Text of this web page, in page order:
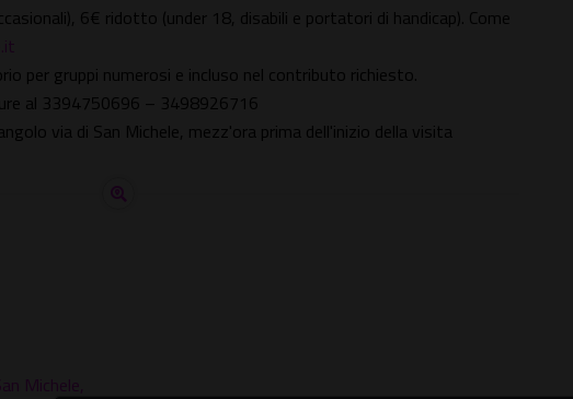
6€ ridotto (under 18, disabili e portatori di handicap). Come
per gruppi numerosi e incluso nel contributo richiesto.
al 3394750696 – 3498926716
via di San Michele, mezz'ora prima dell'inizio della visita
Michele,